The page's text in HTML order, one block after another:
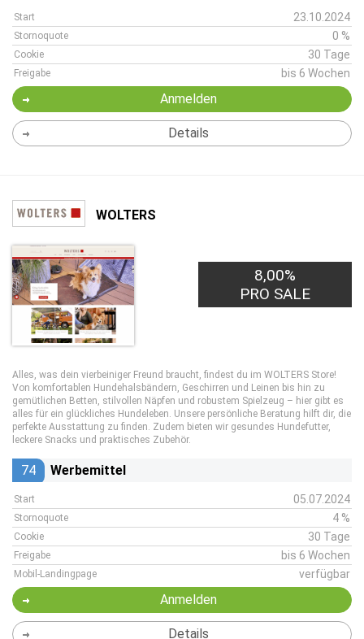
Start 23.10.2024
Stornoquote 0 %
Cookie 30 Tage
Freigabe bis 6 Wochen
Anmelden
Details
WOLTERS
8,00%
PRO SALE
Alles, was dein vierbeiniger Freund braucht, findest du im WOLTERS Store!
Von komfortablen Hundehalsbändern, Geschirren und Leinen bis hin zu
gemütlichen Betten, stilvollen Näpfen und robustem Spielzeug – hier gibt es
alles für ein glückliches Hundeleben. Unsere persönliche Beratung hilft dir, die
perfekte Ausstattung zu finden. Zudem bieten wir gesundes Hundefutter,
leckere Snacks und praktisches Zubehör.
74 Werbemittel
Start 05.07.2024
Stornoquote 4 %
Cookie 30 Tage
Freigabe bis 6 Wochen
Mobil-Landingpage verfügbar
Anmelden
Details